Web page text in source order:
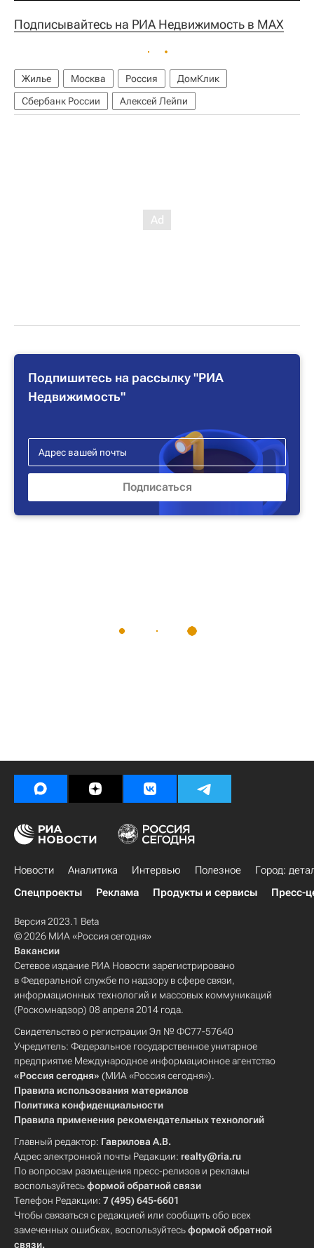
Подписывайтесь на РИА Недвижимость в MAX
Жилье Москва Россия
ДомКлик
Сбербанк России
Алексей Лейпи
Подпишитесь на рассылку "РИА
Недвижимость"
Новости Аналитика Интервью Полезное
Город:
Спецпроекты
Реклама Продукты и сервисы Пресс-
Версия 2023.1 Beta
© 2026 МИА «Россия сегодня»
Вакансии
Сетевое издание РИА Новости зарегистрировано
в Федеральной службе по надзору в сфере связи,
информационных технологий и массовых коммуникаций
(Роскомнадзор) 08 апреля 2014 года.
Свидетельство о регистрации Эл № ФС77-57640
Учредитель: Федеральное государственное унитарное
предприятие Международное информационное агентство
«Россия сегодня» (МИА «Россия сегодня»).
Правила использования материалов
Политика конфиденциальности
Правила применения рекомендательных технологий
Главный редактор: Гаврилова А.В.
Адрес электронной почты Редакции: realty@ria.ru
По вопросам размещения пресс-релизов и рекламы
воспользуйтесьформой обратной связи
Телефон Редакции: 7 (495) 645-6601
Чтобы связаться с редакцией или сообщить обо всех
замеченных ошибках, воспользуйтесьформой обратной
связи.